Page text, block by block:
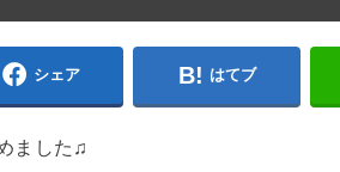
シェア はてブ
ました♫